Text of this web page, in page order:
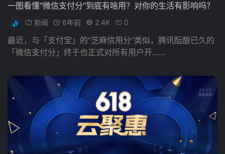
一图看懂“微信支付分”到底有啥用？对你的生活有影响吗？
新闻 6年前 2.4K 0
最近，与「支付宝」的“芝麻信用分”类似，腾讯酝酿已久的
「微信支付分」终于也正式对所有用户开……